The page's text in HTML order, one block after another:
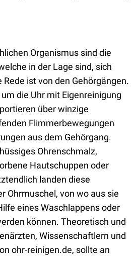
Organismus sind die
in der Lage sind, sich
ist von den Gehörgängen.
die Uhr mit Eigenreinigung
über winzige
Flimmerbewegungen
aus dem Gehörgang.
Ohrenschmalz,
Hautschuppen oder
landen diese
Ohrmuschel, von wo aus sie
eines Waschlappens oder
können. Theoretisch und
Wissenschaftlern und
ohr-reinigen.de, sollte an